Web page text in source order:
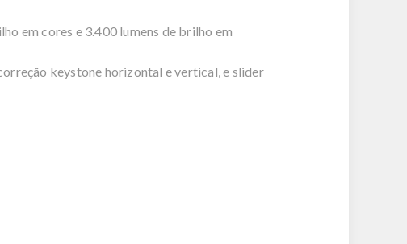
em cores e 3.400 lumens de brilho em
keystone horizontal e vertical, e slider